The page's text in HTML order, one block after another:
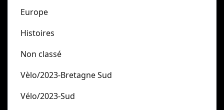
Europe
Histoires
Non classé
Vèlo/2023-Bretagne Sud
Vélo/2023-Sud